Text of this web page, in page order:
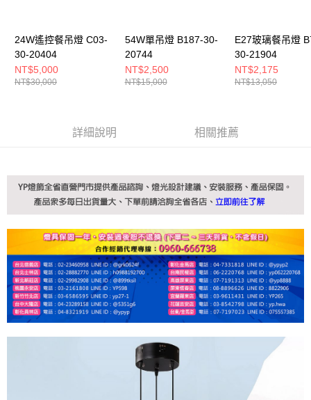
４．使用「AFTEE先享後付」時，將依據個別帳號之用戶狀況，依本公司即
時審查核予不同之上限額度；若仍有額度不足之情形，本公司將視審查結果
５．嚴禁一人註冊多個帳號或使用他人資訊註冊。若發現惡意使用之情形，
恩沛科技股份有限公司將有權停止該用戶之使用額度並採取法律行動。
24W遙控餐吊燈 C03-
30-20404
NT$5,000
NT$30,000
54W單吊燈 B187-30-
20744
NT$2,500
NT$15,000
E27玻璃餐吊燈
30-21904
NT$2,175
NT$13,050
詳細說明 相關推薦